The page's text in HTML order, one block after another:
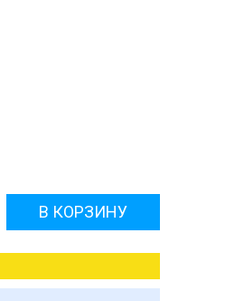
В КОРЗИНУ